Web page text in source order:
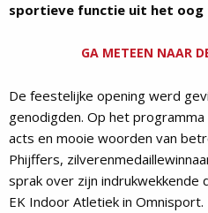
sportieve functie uit het oog
GA METEEN NAAR
De feestelijke opening werd
genodigden. Op het
acts en mooie woorden van
Phijffers,
sprak over zijn
EK Indoor Atletiek in